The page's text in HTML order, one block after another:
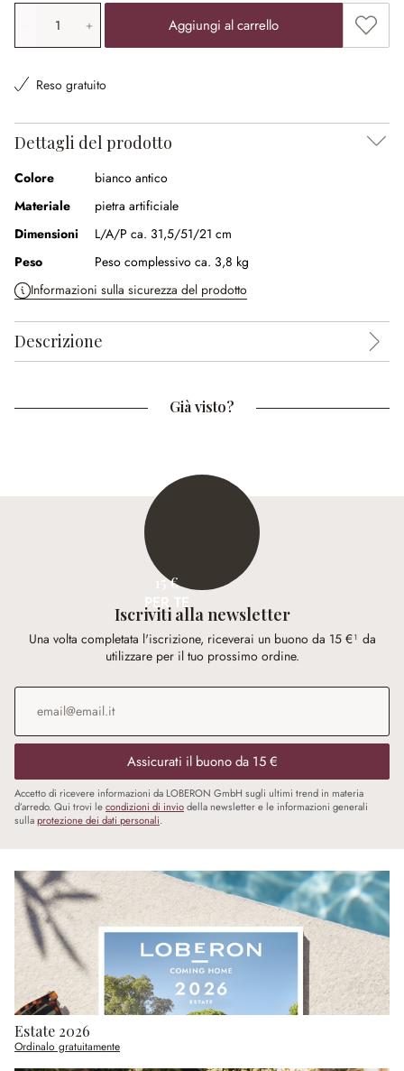
Quantità prodotto: inserisci il valore desiderato o
Aggiungi al carrello
Reso gratuito
Dettagli del prodotto
Colore
bianco antico
Materiale
pietra artificiale
Dimensioni
L/A/P ca. 31,5/51/21 cm
Peso
Peso complessivo ca. 3,8 kg
Informazioni sulla sicurezza del prodotto
Descrizione
Già visto?
15 €
PER TE
Iscriviti alla newsletter
Una volta completata l'iscrizione, riceverai un buono da 15 €¹ da
utilizzare per il tuo prossimo ordine.
Indirizzo e-mail
Assicurati il buono da 15 €
Accetto di ricevere informazioni da LOBERON GmbH sugli ultimi trend in materia
d’arredo. Qui trovi lecondizioni di inviodella newsletter e le informazioni generali
sullaprotezione dei dati personali.
Estate 2026
Ordinalo gratuitamente